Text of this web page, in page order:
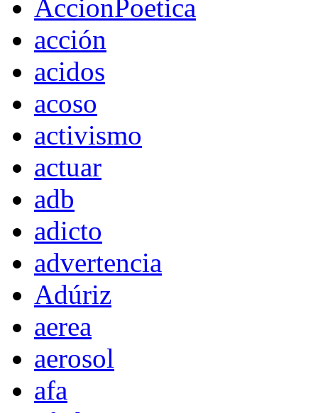
AccionPoetica
acción
acidos
acoso
activismo
actuar
adb
adicto
advertencia
Adúriz
aerea
aerosol
afa